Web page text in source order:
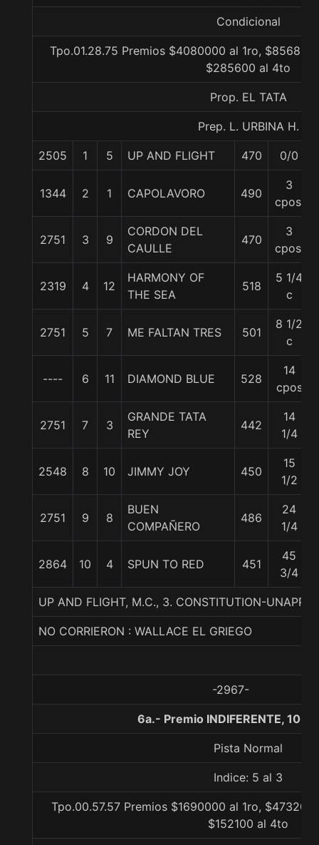
Condicional
Tpo.01.28.75 Premios $4080000 al 1ro,
$285600 al 4to
Prop. EL TATA
Prep. L. URBINA H.
2505 1 5 UP AND FLIGHT 470 0/0
1344 2 1 CAPOLAVORO 490
3
cpos.
2751 3 9
CORDON DEL
CAULLE
470
3
cpos.
2319 4 12
HARMONY OF
THE SEA
518
5 1/4
c
2751 5 7 ME FALTAN TRES 501
8 1/2
c
---- 6 11 DIAMOND BLUE 528
14
cpos
2751 7 3
GRANDE TATA
REY
442
14
1/4
2548 8 10 JIMMY JOY 450
15
1/2
2751 9 8
BUEN
COMPAÑERO
486
24
1/4
2864 10 4 SPUN TO RED 451
45
3/4
UP AND FLIGHT, M.C., 3. CONSTITUTION-
NO CORRIERON : WALLACE EL GRIEGO
-2967-
6a.- Premio INDIFERENTE,
Pista Normal
Indice: 5 al 3
Tpo.00.57.57 Premios $1690000 al 1ro,
$152100 al 4to